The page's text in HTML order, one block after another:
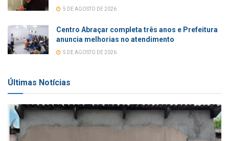
5 DE AGOSTO DE 2026
Centro Abraçar completa três anos e Prefeitura
anuncia melhorias no atendimento
5 DE AGOSTO DE 2026
Últimas Notícias